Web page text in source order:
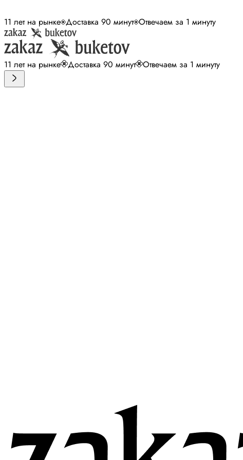
11 лет на рынке Доставка 90 минут Отвечаем за 1 минуту
11 лет на рынке Доставка 90 минут Отвечаем за 1 минуту